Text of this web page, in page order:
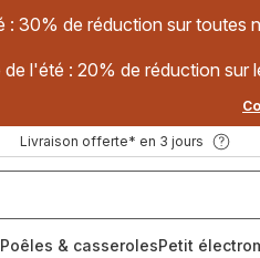
: 30% de réduction sur toutes
de l'été : 20% de réduction sur
Livraison offerte* en 3 jours
Poêles & casserolesPetit